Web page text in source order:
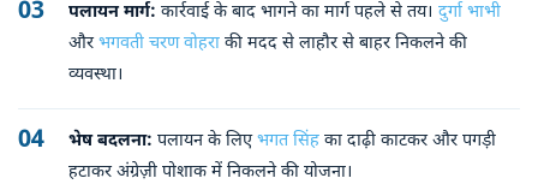
पलायन मार्ग: कार्रवाई के बाद भागने का मार्ग पहले से तय। दुर्गा भाभी
औरभगवती चरण वोहरा की मदद से लाहौर से बाहर निकलने की
व्यवस्था।
भेष बदलना: पलायन के लिएभगत सिंह का दाढ़ी काटकर और पगड़ी
हटाकर अंग्रेज़ी पोशाक में निकलने की योजना।